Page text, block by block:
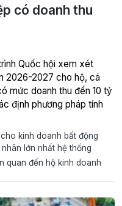
có doanh thu
Quốc hội xem xét
2026-2027 cho hộ, cá
mức doanh thu đến 10 tỷ
định phương pháp tính
kinh doanh bất động
lớn nhất hệ thống
quan đến hộ kinh doanh